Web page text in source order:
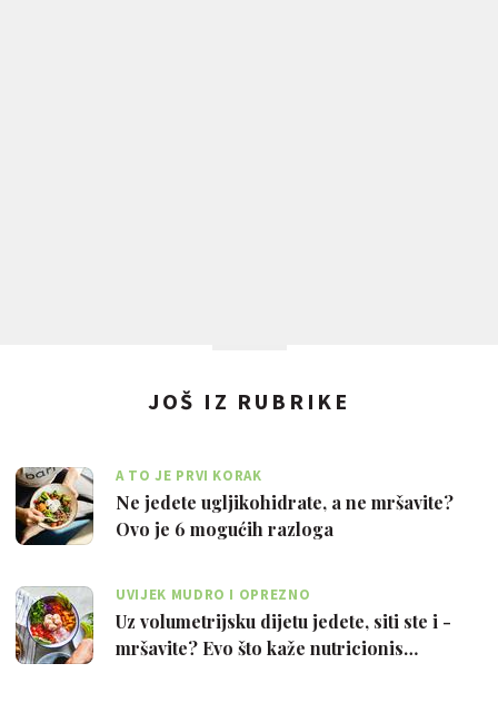
JOŠ IZ RUBRIKE
A TO JE PRVI KORAK
Ne jedete ugljikohidrate, a ne mršavite?
Ovo je 6 mogućih razloga
UVIJEK MUDRO I OPREZNO
Uz volumetrijsku dijetu jedete, siti ste i -
mršavite? Evo što kaže nutricionis…